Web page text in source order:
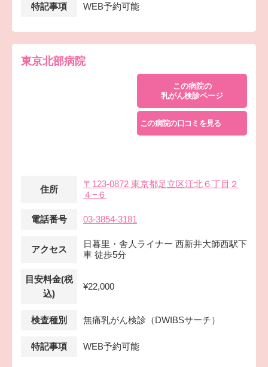
特記事項 WEB予約可能
東京北部病院
この病院の
乳がん検診ページ
この病院の口コミを見る
住所
〒123-0872 東京都足立区江北６丁目２
４−６
電話番号 03-3854-3181
アクセス
日暮里・舎人ライナー 西新井大師西駅下
車 徒歩5分
目安料金(税
込)
¥22,000
検査種別 無痛乳がん検診（DWIBSサーチ）
特記事項 WEB予約可能